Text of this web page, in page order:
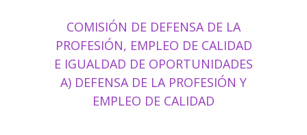
COMISIÓN DE DEFENSA DE LA
PROFESIÓN, EMPLEO DE CALIDAD
E IGUALDAD DE OPORTUNIDADES
A) DEFENSA DE LA PROFESIÓN Y
EMPLEO DE CALIDAD